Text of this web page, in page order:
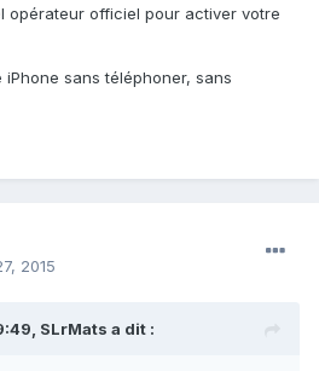
opérateur officiel pour activer votre
sans téléphoner, sans
2015
SLrMats a dit :